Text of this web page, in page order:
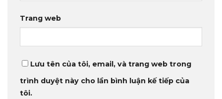
Trang web
Lưu tên của tôi, email, và trang web trong
trình duyệt này cho lần bình luận kế tiếp của
tôi.